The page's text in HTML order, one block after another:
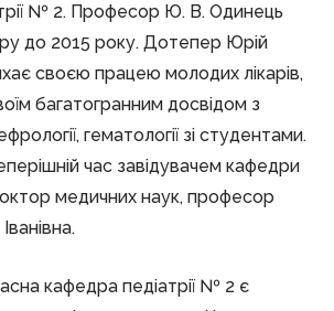
№ 2. Професор Ю. В. Одинець
до 2015 року. Дотепер Юрій
своєю працею молодих лікарів,
багатогранним досвідом з
гематології зі студентами.
час завідувачем кафедри
медичних наук, професор
кафедра педіатрії № 2 є